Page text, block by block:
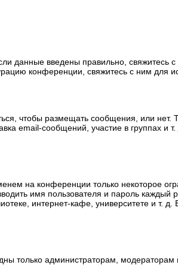
данные введены правильно, свяжитесь
конференции, свяжитесь с ним для
чтобы размещать сообщения, или нет.
email-сообщений, участие в группах и т.
на конференции только некоторое
имя пользователя и пароль каждый
интернет-кафе, университете и т. д.
только администраторам,